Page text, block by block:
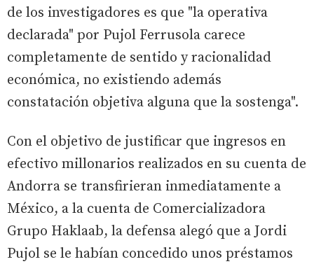
de los investigadores es que "la operativa
declarada" por Pujol Ferrusola carece
completamente de sentido y racionalidad
económica, no existiendo además
constatación objetiva alguna que la sostenga".
Con el objetivo de justificar que ingresos en
efectivo millonarios realizados en su cuenta de
Andorra se transfirieran inmediatamente a
México, a la cuenta de Comercializadora
Grupo Haklaab, la defensa alegó que a Jordi
Pujol se le habían concedido unos préstamos